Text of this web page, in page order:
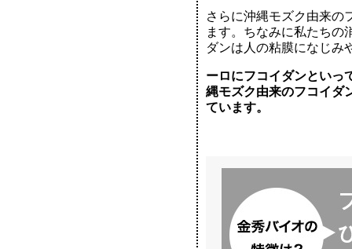
さらに沖縄モズク由来の
ます。ちなみに私たちの
ダンは人の粘膜になじみ
ーロにフコイダンといっ
縄モズク由来のフコイダ
ています。